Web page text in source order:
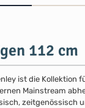
112 cm
ist die Kollektion
Mainstream
zeitgenössisch